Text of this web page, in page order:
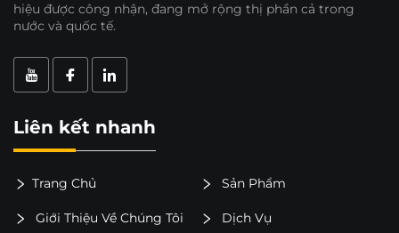
hiệu được công nhận, đang mở rộng thị phần cả trong
nước và quốc tế.
Liên kết nhanh
Trang Chủ Sản Phẩm
Giới Thiệu Về Chúng Tôi Dịch Vụ